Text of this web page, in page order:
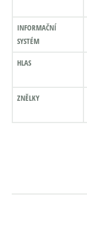
INFORMAČNÍ
SYSTÉM
HLAS
ZNĚLKY